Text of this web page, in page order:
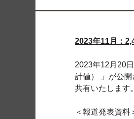
2023年11月：
2023年12月20
計値） 」が公
共有いたします。
＜報道発表資料